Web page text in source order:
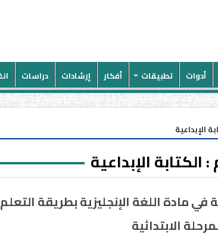
أدوات تطبيقات أفكار إرشادات دراسات
الإبداعية
:الكتابة الإبداعية
في مادة اللغة الإنجليزية بطريقة
الابتدائية